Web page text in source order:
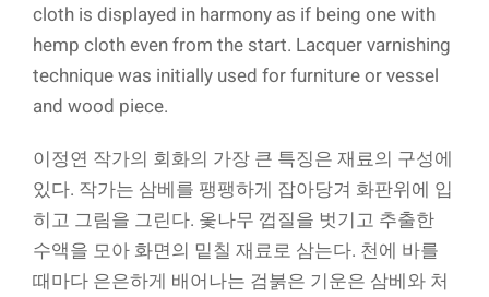
cloth is displayed in harmony as if being one with
hemp cloth even from the start. Lacquer varnishing
technique was initially used for furniture or vessel
and wood piece.
이정연 작가의 회화의 가장 큰 특징은 재료의 구성에
있다. 작가는 삼베를 팽팽하게 잡아당겨 화판위에 입
히고 그림을 그린다. 옻나무 껍질을 벗기고 추출한
수액을 모아 화면의 밑칠 재료로 삼는다. 천에 바를
때마다 은은하게 배어나는 검붉은 기운은 삼베와 처